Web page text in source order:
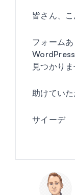
皆さん、こ
フォーム
見つかりま
助けていた
サイーデ